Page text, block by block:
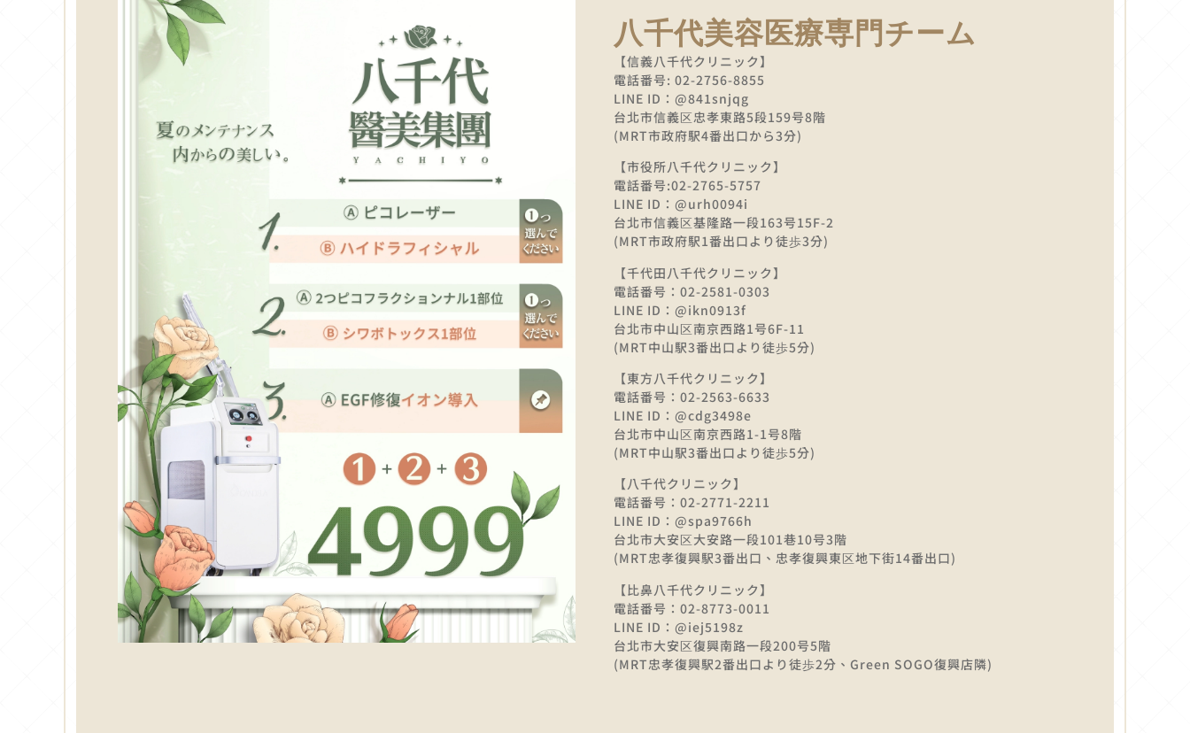
八千代美容医療専門チーム
【信義八千代クリニック】
電話番号: 02-2756-8855
LINE ID：@841snjqg
台北市信義区忠孝東路5段159号8階
(MRT市政府駅4番出口から3分)
【市役所八千代クリニック】
電話番号:02-2765-5757
LINE ID：@urh0094i
台北市信義区基隆路一段163号15F-2
(MRT市政府駅1番出口より徒歩3分)
【千代田八千代クリニック】
電話番号：02-2581-0303
LINE ID：@ikn0913f
台北市中山区南京西路1号6F-11
(MRT中山駅3番出口より徒歩5分)
【東方八千代クリニック】
電話番号：02-2563-6633
LINE ID：@cdg3498e
台北市中山区南京西路1-1号8階
(MRT中山駅3番出口より徒歩5分)
【八千代クリニック】
電話番号：02-2771-2211
LINE ID：@spa9766h
台北市大安区大安路一段101巷10号3階
(MRT忠孝復興駅3番出口、忠孝復興東区地下街14番出口)
【比鼻八千代クリニック】
電話番号：02-8773-0011
LINE ID：@iej5198z
台北市大安区復興南路一段200号5階
(MRT忠孝復興駅2番出口より徒歩2分、Green SOGO復興店隣)